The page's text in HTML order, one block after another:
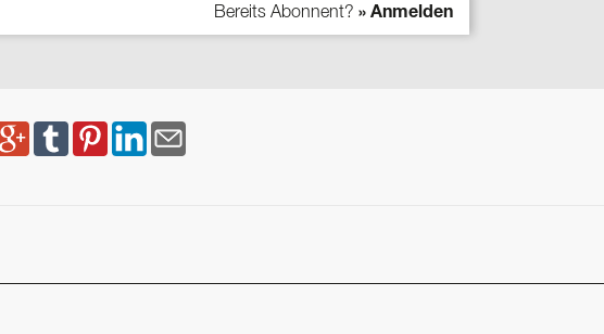
Bereits Abonnent? » Anmelden